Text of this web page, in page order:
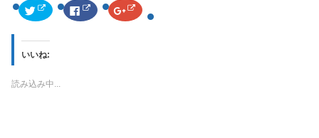
ク
ッ
し
て
T
t
F
c
ク
ッ
いいね:
読み込み中...